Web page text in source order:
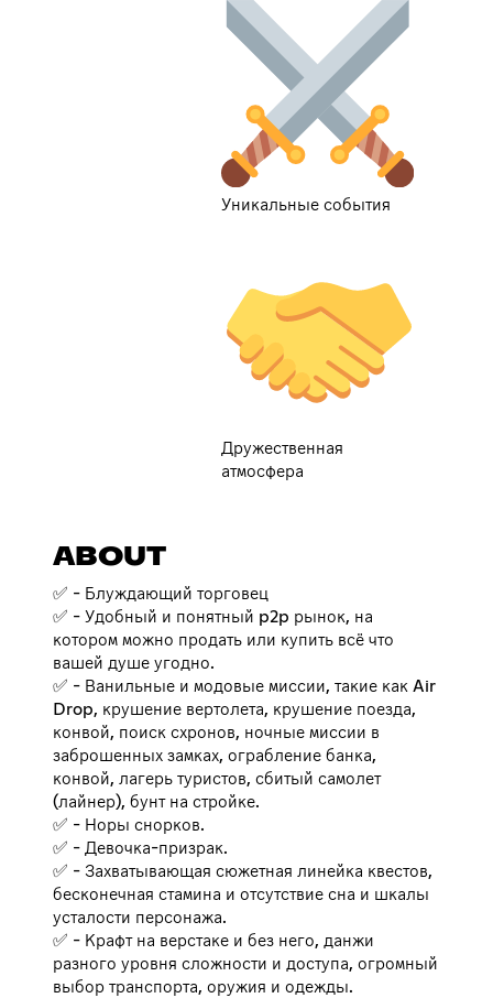
Уникальные события
Дружественная
атмосфера
ABOUT
✅ - Блуждающий торговец
✅ - Удобный и понятный p2p рынок, на
котором можно продать или купить всё что
вашей душе угодно.
✅ - Ванильные и модовые миссии, такие как Air
Drop, крушение вертолета, крушение поезда,
конвой, поиск схронов, ночные миссии в
заброшенных замках, ограбление банка,
конвой, лагерь туристов, сбитый самолет
(лайнер), бунт на стройке.
✅ - Норы снорков.
✅ - Девочка-призрак.
✅ - Захватывающая сюжетная линейка квестов,
бесконечная стамина и отсутствие сна и шкалы
усталости персонажа.
✅ - Крафт на верстаке и без него, данжи
разного уровня сложности и доступа, огромный
выбор транспорта, оружия и одежды.